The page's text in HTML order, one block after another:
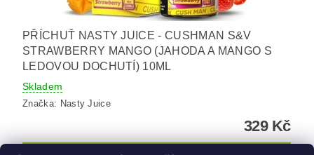
PŘÍCHUŤ NASTY JUICE - CUSHMAN S&V
STRAWBERRY MANGO (JAHODA A MANGO S
LEDOVOU DOCHUTÍ) 10ML
Skladem
Značka: Nasty Juice
329 Kč